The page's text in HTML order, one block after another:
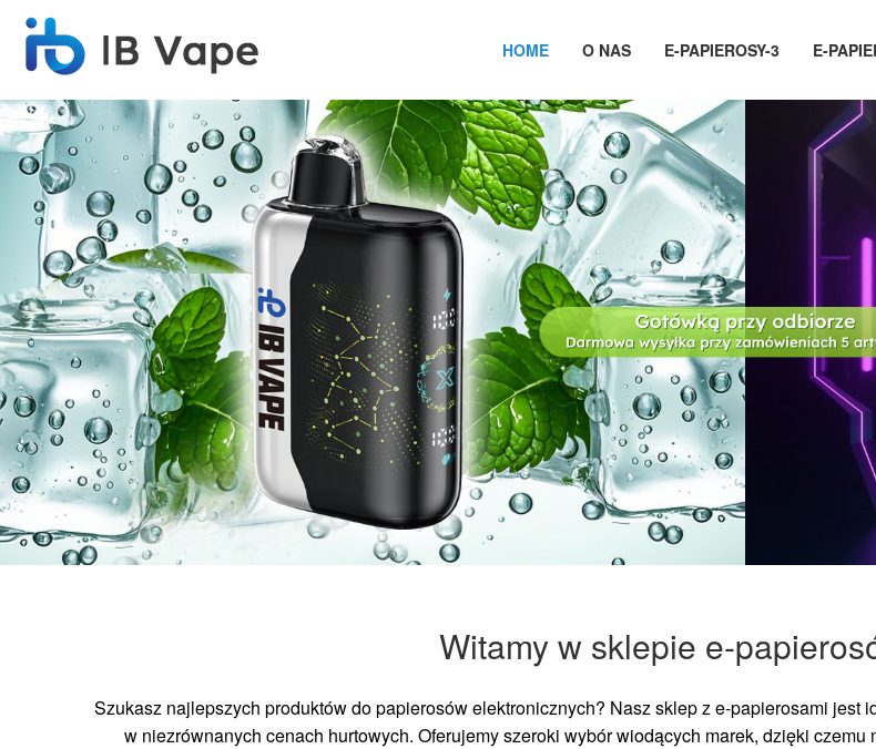
HOME O NAS E-PAPIEROSY-3 E-
Witamy w sklepie e-
Szukasz najlepszych produktów do papierosów elektronicznych? Nasz sklep z e-papierosami
w niezrównanych cenach hurtowych. Oferujemy szeroki wybór wiodących marek, dzięki